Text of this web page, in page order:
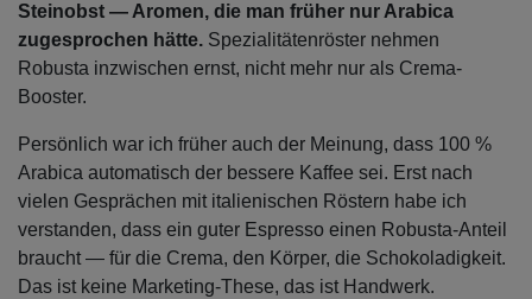
Steinobst — Aromen, die man früher nur Arabica
zugesprochen hätte. Spezialitätenröster nehmen
Robusta inzwischen ernst, nicht mehr nur als Crema-
Booster.
Persönlich war ich früher auch der Meinung, dass 100 %
Arabica automatisch der bessere Kaffee sei. Erst nach
vielen Gesprächen mit italienischen Röstern habe ich
verstanden, dass ein guter Espresso einen Robusta-Anteil
braucht — für die Crema, den Körper, die Schokoladigkeit.
Das ist keine Marketing-These, das ist Handwerk.